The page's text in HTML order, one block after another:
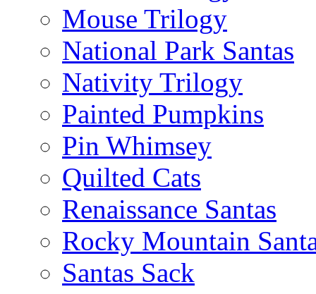
Mouse Trilogy
National Park Santas
Nativity Trilogy
Painted Pumpkins
Pin Whimsey
Quilted Cats
Renaissance Santas
Rocky Mountain
Santas Sack